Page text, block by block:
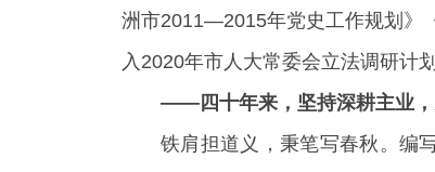
洲市2011—2015年党史工作规划》
入2020年市人大常委会立法调研计
——四十年来，坚持深耕主业，
铁肩担道义，秉笔写春秋。编